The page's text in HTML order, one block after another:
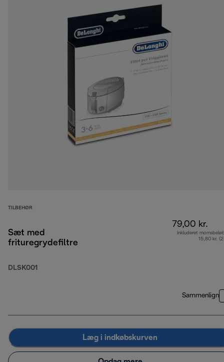
TILBEHØR
Sæt med
frituregrydefiltre
DLSK001
79,00 kr.
Inkluderet
15,80 kr.
Sammenlign
Læg i indkøbskurven